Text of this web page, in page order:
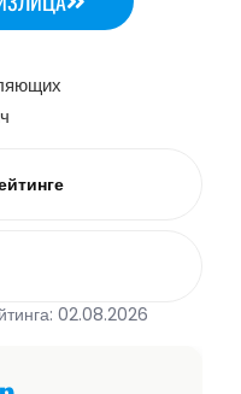
02.08.2026